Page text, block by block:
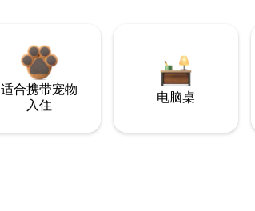
适合携带宠物
入住
电脑桌